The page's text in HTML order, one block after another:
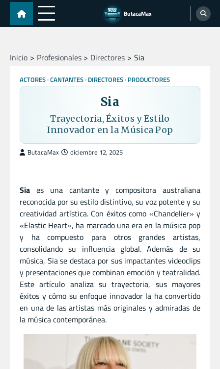
Skip
content
ButacaMax
Inicio Profesionales Directores Sia
ACTORES CANTANTES DIRECTORES PRODUCTORES
Sia
Trayectoria, Éxitos y Estilo
Innovador en la Música Pop
ButacaMax diciembre 12, 2025
Sia es una cantante y compositora australiana
reconocida por su estilo distintivo, su voz potente y su
creatividad artística. Con éxitos como «Chandelier» y
«Elastic Heart», ha marcado una era en la música pop
y ha compuesto para otros grandes artistas,
consolidando su influencia global. Además de su
música, Sia se destaca por sus impactantes videoclips
y presentaciones que combinan emoción y teatralidad.
Este artículo analiza su trayectoria, sus mayores
éxitos y cómo su enfoque innovador la ha convertido
en una de las artistas más originales y admiradas de
la música contemporánea.